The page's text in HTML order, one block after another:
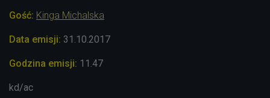
Gość: Kinga Michalska
Data emisji: 31 .10.2017
Godzina emisji: 11.47
kd/ac